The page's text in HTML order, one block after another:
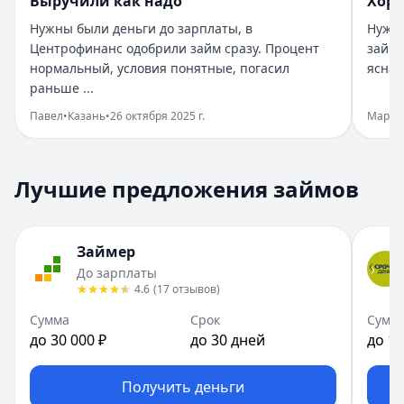
Дата:27 октября 2025 г.
Нужно было срочно закрыть покупку оформила займ
Когда срочно нужны деньги
Организация:Бюджет
Бюджет реально выручил. Мне одобрили займ за пару
Рейтинг:
Организация:Деньги сразу
Город:Казань
26 октября 2025 г.
Брал займ в Деньги сразу, решение вышло быстро.
Выручили как надо
Рейтинг:5
Центрофинанс
Нужны были деньги до зарплаты, в
Центрофинанс одобрили займ сразу. Процент
нормальный, условия понятные, погасил
раньше ...
Павел•Казань•26 октября 2025 г.
займ
Мария
Лучшие предложения займов
Займер
До зарплаты
4.6 (17отзывов)
Сумма
до 30 000 ₽
Срок
до 30 дней
Получить деньги
до